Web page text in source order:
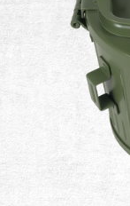
射擊訓練系列